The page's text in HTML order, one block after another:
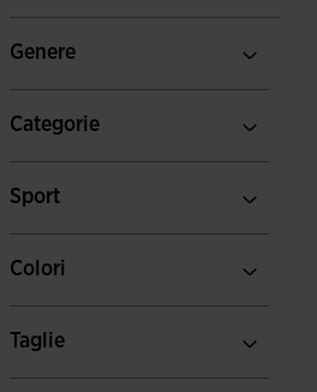
Genere
Categorie
Sport
Colori
Taglie